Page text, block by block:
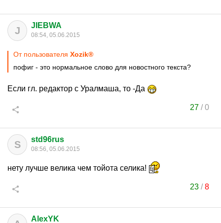
J JIEBWA
08:54, 05.06.2015
От пользователя Хozik®
пофиг - это нормальное слово для новостного текста?
Если гл. редактор с Уралмаша, то -Да
27 /0
S std96rus
08:56, 05.06.2015
нету лучше велика чем тойота селика!
23 /8
AlexYK